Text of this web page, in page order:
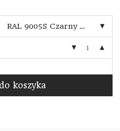
RAL 9005S Czarny mat drobna struktura
koszyka